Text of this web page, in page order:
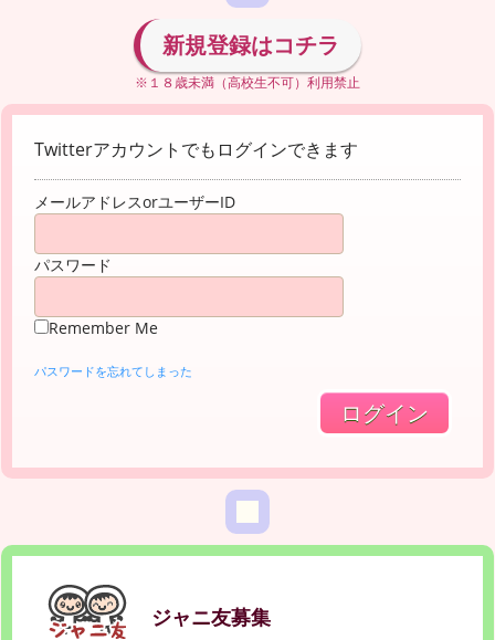
新規登録はコチラ
※１８歳未満（高校生不可）利用禁止
Twitterアカウントでもログインできます
メールアドレスorユーザーID
パスワード
Remember Me
パスワードを忘れてしまった
ジャニ友募集